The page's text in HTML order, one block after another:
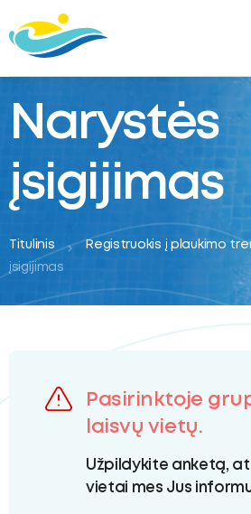
Narystės
įsigijimas
Titulinis Registruokis į plaukimo
įsigijimas
Pasirinktoje
laisvų vietų.
Užpildykite anketą,
vietai mes Jus